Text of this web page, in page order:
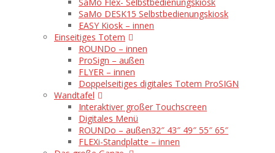
SaMo DESK15 Selbstbedienungskiosk
EASY Kiosk – innen
Einseitiges Totem
ROUNDo – innen
ProSign – außen
FLYER – innen
Doppelseitiges digitales Totem ProSIGN
Wandtafel
Interaktiver großer Touchscreen
Digitales Menü
ROUNDo – außen32″ 43″ 49″ 55″ 65″
FLEXi-Standplatte – innen